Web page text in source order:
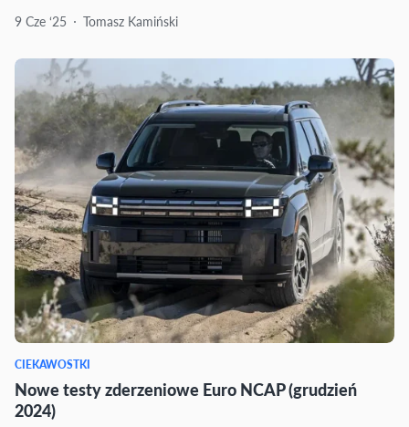
9 Cze ‘25
Tomasz Kamiński
CIEKAWOSTKI
Nowe testy zderzeniowe Euro NCAP (grudzień
2024)